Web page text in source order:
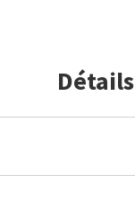
Détails